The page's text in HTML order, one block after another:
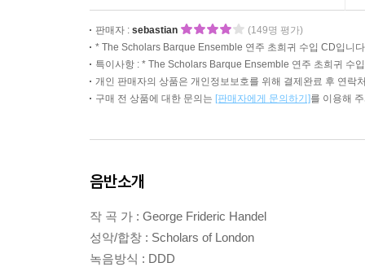
판매자 : sebastian
(149명 평가)
* The Scholars Barque Ensemble 연주 초희귀 수입 CD입니
특이사항 : * The Scholars Barque Ensemble 연주 초희귀 수
개인 판매자의 상품은 개인정보보호를 위해 결제완료 후 연락
구매 전 상품에 대한 문의는 [판매자에게 문의하기]를 이용해
음반소개
작 곡 가 : George Frideric Handel
성악/합창 : Scholars of London
녹음방식 : DDD